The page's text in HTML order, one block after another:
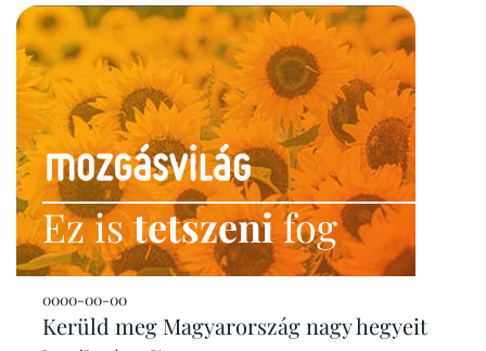
Ez istetszenifog
0000-00-00
Kerüld meg Magyarország nagy hegyeit